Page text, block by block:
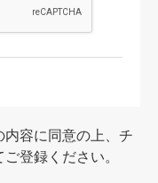
容に同意の上、チ
登録ください。